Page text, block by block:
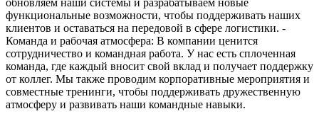
функциональные возможности, чтобы поддерживать наших
клиентов и оставаться на передовой в сфере логистики. -
Команда и рабочая атмосфера: В компании ценится
сотрудничество и командная работа. У нас есть сплоченная
команда, где каждый вносит свой вклад и получает поддержку
от коллег. Мы также проводим корпоративные мероприятия и
совместные тренинги, чтобы поддерживать дружественную
атмосферу и развивать наши командные навыки.